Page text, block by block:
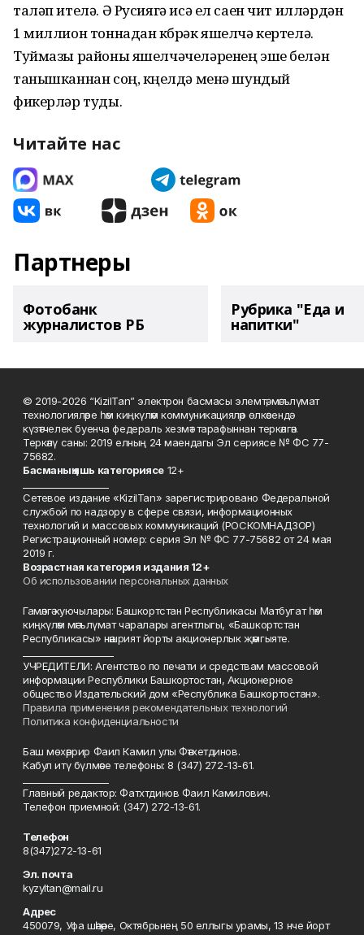
таләп ителә. Ә Русиягә исә ел саен чит илләрдән
1 миллион тоннадан күбрәк яшелчә кертелә.
Туймазы районы яшелчә­челә­ренең эше белән
танышканнан соң, күңелдә менә шундый
фикерләр туды.
Читайте нас
Партнеры
Фотобанк
журналистов РБ
Рубрика "Еда и
напитки"
© 2019-2026 “KizilTan” электрон басмасы элемтә, мәгълүмат
технологияләре һәм киңкүләм коммуникацияләр өлкәсендә
күзәтчелек буенча федераль хезмәт тарафыннан теркәлгән.
Теркәлү саны: 2019 елның 24 маендагы Эл сериясе № ФС 77-
75682.
Басманың яшь категориясе12+
Сетевое издание «KizilTan» зарегистрировано Федеральной
службой по надзору в сфере связи, информационных
технологий и массовых коммуникаций (РОСКОМНАДЗОР)
Регистрационный номер: серия Эл № ФС 77-75682 от 24 мая
2019 г.
Возрастная категория издания 12+
Об использовании персональных данных
Гамәлгә куючылары: Башкортстан Республикасы Матбугат һәм
киңкүләм мәгълүмат чаралары агентлыгы, «Башкортстан
Республикасы» нәшрият йорты акционерлык җәмгыяте.
УЧРЕДИТЕЛИ: Агентство по печати и средствам массовой
информации Республики Башкортостан, Акционерное
общество Издательский дом «Республика Башкортостан».
Правила применения рекомендательных технологий
Политика конфиденциальности
Баш мөхәррир Фаил Камил улы Фәтхетдинов.
Кабул итү бүлмәсе телефоны: 8 (347) 272-13-61.
Главный редактор: Фатхтдинов Фаил Камилович.
Телефон приемной: (347) 272-13-61.
Телефон
8(347)272-13-61
Эл. почта
kyzyltan@mail.ru
Адрес
450079, Уфа шәһәре, Октябрьнең 50 еллыгы урамы, 13 нче йорт